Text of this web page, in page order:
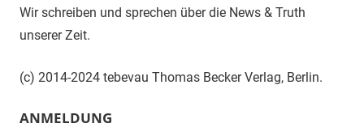
Wir schreiben und sprechen über die News & Truth
unserer Zeit.
(c) 2014-2024 tebevau Thomas Becker Verlag, Berlin.
ANMELDUNG